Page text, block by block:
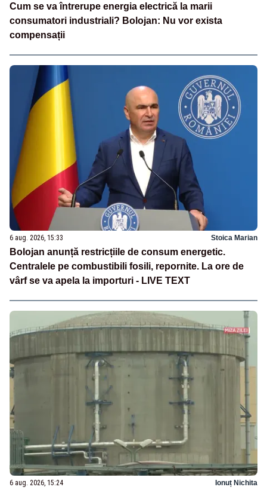
Cum se va întrerupe energia electrică la marii
consumatori industriali? Bolojan: Nu vor exista
compensații
6 aug. 2026, 15:33 Stoica Marian
Bolojan anunță restricțiile de consum energetic.
Centralele pe combustibili fosili, repornite. La ore de
vârf se va apela la importuri - LIVE TEXT
6 aug. 2026, 15:24 Ionuț Nichita